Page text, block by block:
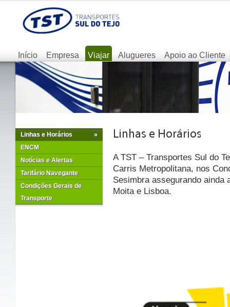
Início Empresa Viajar Alugueres Apoio ao Cliente
»
Linhas e Horários
ENCM
Notícias e Alertas
Tarifário Navegante
Condições Gerais de
Transporte
A TST – Transportes Sul do
Carris Metropolitana, nos
Sesimbra assegurando ainda
Moita e Lisboa.